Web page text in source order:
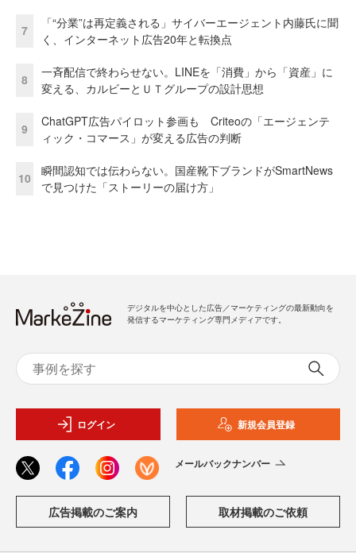
7
「“分業”は再定義される」サイバーエージェント内藤氏に聞
く、インターネット広告20年と転換点
8
一斉配信で終わらせない。LINEを「消費」から「資産」に
変える、カルビーとＵＴグループの設計思想
9
ChatGPT広告パイロット参画も Criteoの「エージェンテ
ィック・コマース」が変える広告の判断
10
瞬間認知では伝わらない。国産靴下ブランドがSmartNews
で見つけた「ストーリーの届け方」
デジタルを中心とした広告／マーケティングの最新動向を
発信するマーケティング専門メディアです。
ログイン 新規会員登録
メールバックナンバー
広告掲載のご案内 取材掲載のご依頼